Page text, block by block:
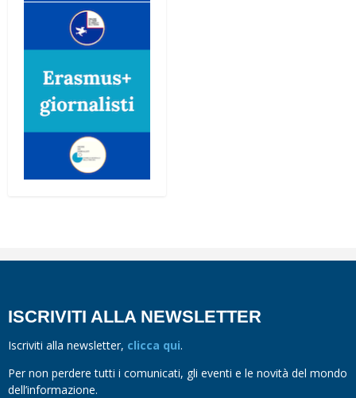
ISCRIVITI ALLA NEWSLETTER
Iscriviti alla newsletter, clicca qui.
Per non perdere tutti i comunicati, gli eventi e le novità del mondo
dell’informazione.